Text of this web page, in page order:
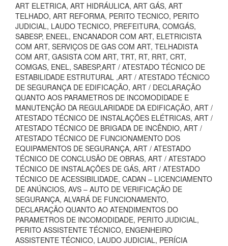
ART ELETRICA, ART HIDRÁULICA, ART GÁS, ART
TELHADO, ART REFORMA, PERITO TECNICO, PERITO
JUDICIAL, LAUDO TECNICO, PREFEITURA, COMGÁS,
SABESP, ENEEL, ENCANADOR COM ART, ELETRICISTA
COM ART, SERVIÇOS DE GAS COM ART, TELHADISTA
COM ART, GASISTA COM ART, TRT, RT, RRT, CRT,
COMGAS, ENEL, SABESP,ART / ATESTADO TÉCNICO DE
ESTABILIDADE ESTRUTURAL ,ART / ATESTADO TÉCNICO
DE SEGURANÇA DE EDIFICAÇÃO, ART / DECLARAÇÃO
QUANTO AOS PARAMETROS DE INCOMODIDADE E
MANUTENÇÃO DA REGULARIDADE DA EDIFICAÇÃO, ART /
ATESTADO TÉCNICO DE INSTALAÇÕES ELÉTRICAS, ART /
ATESTADO TÉCNICO DE BRIGADA DE INCÊNDIO, ART /
ATESTADO TÉCNICO DE FUNCIONAMENTO DOS
EQUIPAMENTOS DE SEGURANÇA, ART / ATESTADO
TÉCNICO DE CONCLUSÃO DE OBRAS, ART / ATESTADO
TÉCNICO DE INSTALAÇÕES DE GÁS, ART / ATESTADO
TÉCNICO DE ACESSIBILIDADE, CADAN – LICENCIAMENTO
DE ANÚNCIOS, AVS – AUTO DE VERIFICAÇÃO DE
SEGURANÇA, ALVARÁ DE FUNCIONAMENTO,
DECLARAÇÃO QUANTO AO ATENDIMENTOS DO
PARAMETROS DE INCOMODIDADE, PERITO JUDICIAL,
PERITO ASSISTENTE TÉCNICO, ENGENHEIRO
ASSISTENTE TÉCNICO, LAUDO JUDICIAL, PERÍCIA